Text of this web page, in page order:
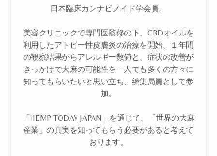
日本臨床カンナビノイド学会員。
美容クリニックで専門医監修の下、CBDオイルを
利用したアトピー性皮膚炎の治療を開始。１年間
の観察結果からアレルギー数値と、症状の改善が
きっかけで大麻の可能性を一人でも多くの方々に
知ってもらいたいと思い立ち、編集局員として参
加。
「HEMP TODAY JAPAN」を通じて、「世界の大麻
産業」の真実を知ってもらう必要があると考えて
おります。